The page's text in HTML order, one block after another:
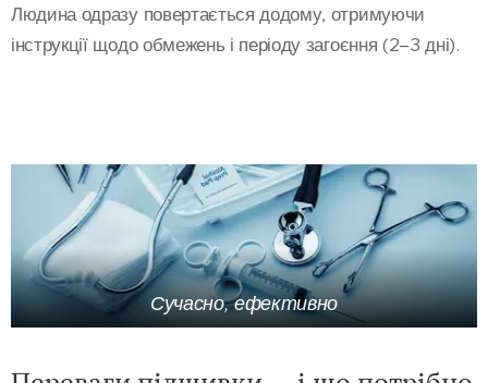
Людина одразу повертається додому, отримуючи
інструкції щодо обмежень і періоду загоєння (2–3 дні).
Сучасно, ефективно